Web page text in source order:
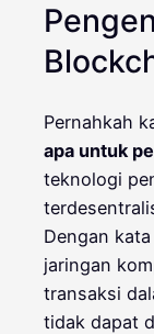
Pernahkah
apa untuk
teknologi
Dengan
jaringan
transaksi
tidak dapat